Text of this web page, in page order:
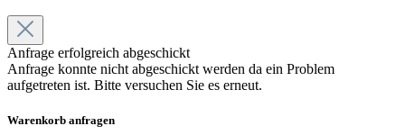
Anfrage erfolgreich abgeschickt
Anfrage konnte nicht abgeschickt werden da ein Problem
aufgetreten ist. Bitte versuchen Sie es erneut.
Warenkorb anfragen